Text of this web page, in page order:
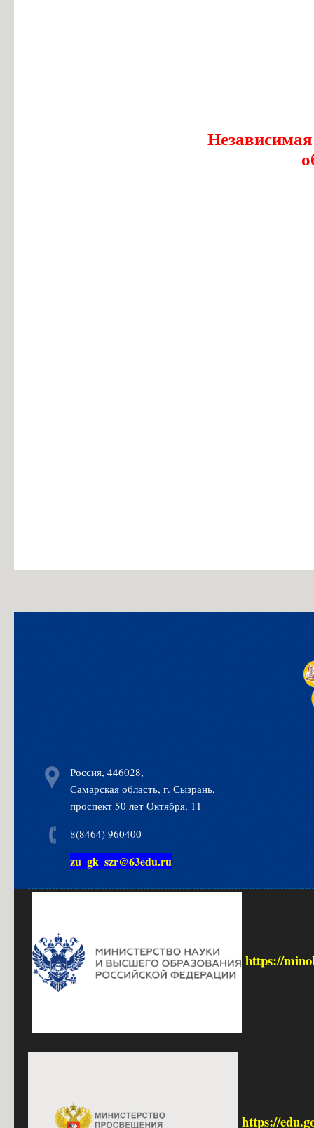
Россия, 446028,
Самарская область, г. Сызрань,
проспект 50 лет Октября, 11
8(8464) 960400
zu_gk_szr@63edu.ru
https://
https://